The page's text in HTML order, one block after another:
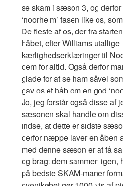
se skam i sæson 3, og
‘noorhelm’ fasen like os,
De fleste af os, der fra
håbet, efter Williams utallige
kærlighedserklæringer til
dem for altid. Også derfor
glade for at se ham såvel
gav os et håb om en god
Jo, jeg forstår også disse af
sæsonen skal handle om
indse, at dette er sidste
derfor næppe laver en åben
med denne sæson er at få
og bragt dem sammen igen,
på bedste SKAM-maner